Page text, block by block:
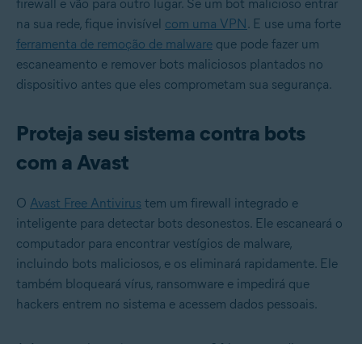
firewall e vão para outro lugar. Se um bot malicioso entrar
na sua rede, fique invisível com uma VPN . E use uma forte
ferramenta de remoção de malware que pode fazer um
escaneamento e remover bots maliciosos plantados no
dispositivo antes que eles comprometam sua segurança.
Proteja seu sistema contra bots
com a Avast
O Avast Free Antivirus tem um firewall integrado e
inteligente para detectar bots desonestos. Ele escaneará o
computador para encontrar vestígios de malware,
incluindo bots maliciosos, e os eliminará rapidamente. Ele
também bloqueará vírus, ransomware e impedirá que
hackers entrem no sistema e acessem dados pessoais.